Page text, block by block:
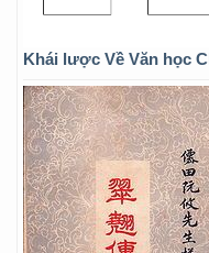
Khái lược Về Văn học